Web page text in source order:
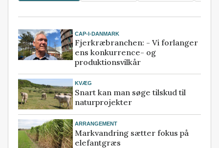
CAP-I-DANMARK
Fjerkræbranchen: - Vi forlanger
ens konkurrence- og
produktionsvilkår
KVÆG
Snart kan man søge tilskud til
naturprojekter
ARRANGEMENT
Markvandring sætter fokus på
elefantgræs